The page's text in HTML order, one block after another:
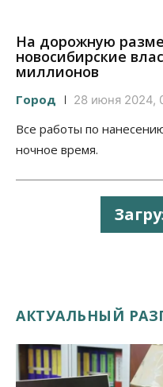
На дорожную
новосибирские
миллионов
Город 28 июня 2024,
Все работы по
ночное время.
АКТУАЛЬНЫЙ